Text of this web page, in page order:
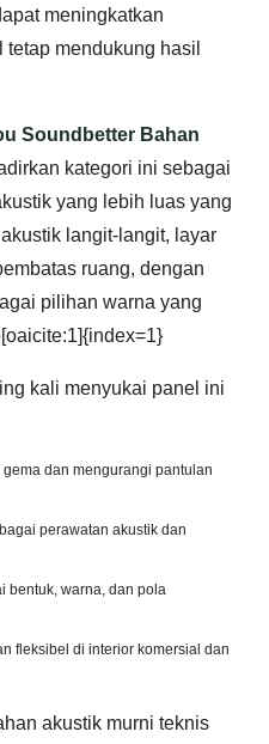
meningkatkan
mendukung hasil
Soundbetter Bahan
kategori ini sebagai
yang lebih luas yang
langit-langit, layar
ruang, dengan
pilihan warna yang
kali menyukai panel ini
dan mengurangi pantulan
perawatan akustik dan
bentuk, warna, dan pola
fleksibel di interior komersial dan
akustik murni teknis